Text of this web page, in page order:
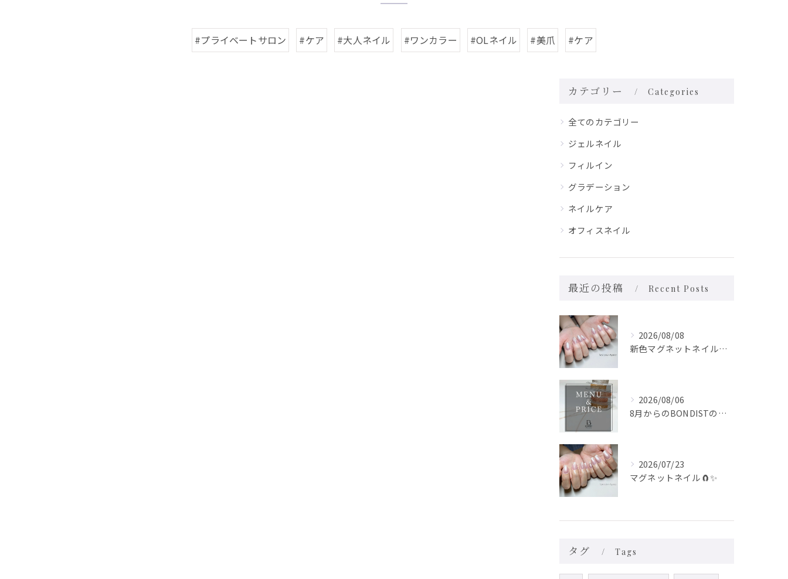
#プライベートサロン #ケア #大人ネイル #ワンカラー #OLネイル #美爪 #ケア
カテゴリー Categories
全てのカテゴリー
ジェルネイル
フィルイン
グラデーション
ネイルケア
オフィスネイル
最近の投稿 Recent Posts
2026/08/08
新色マグネットネイル🧲✨
2026/08/06
8月からのBONDISTの価格をお知らせいたします！
2026/07/23
マグネットネイル🧲✨
タグ Tags